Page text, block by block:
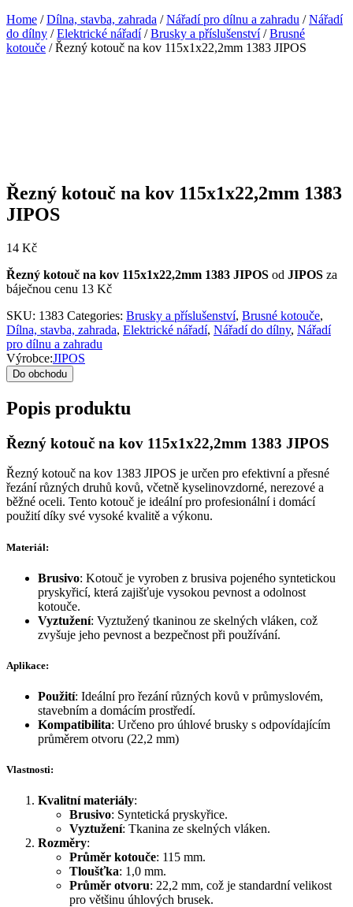
Home /Dílna, stavba, zahrada /Nářadí pro dílnu a zahradu /Nářadí
do dílny /Elektrické nářadí/Brusky a příslušenství/Brusné
kotouče / Řezný kotouč na kov 115x1x22,2mm 1383 JIPOS
Řezný kotouč na kov 115x1x22,2mm 1383
JIPOS
14 Kč
Řezný kotouč na kov 115x1x22,2mm 1383 JIPOS od JIPOS za
báječnou cenu 13 Kč
SKU: 1383 Categories: Brusky a příslušenství, Brusné kotouče,
Dílna, stavba, zahrada, Elektrické nářadí, Nářadí do dílny, Nářadí
pro dílnu a zahradu
Výrobce:JIPOS
Do obchodu
Popis produktu
Řezný kotouč na kov 115x1x22,2mm 1383 JIPOS
Řezný kotouč na kov 1383 JIPOS je určen pro efektivní a přesné
řezání různých druhů kovů, včetně kyselinovzdorné, nerezové a
běžné oceli. Tento kotouč je ideální pro profesionální i domácí
použití díky své vysoké kvalitě a výkonu.
Materiál:
Brusivo: Kotouč je vyroben z brusiva pojeného syntetickou
pryskyřicí, která zajišťuje vysokou pevnost a odolnost
kotouče.
Vyztužení: Vyztužený tkaninou ze skelných vláken, což
zvyšuje jeho pevnost a bezpečnost při používání.
Aplikace:
Použití: Ideální pro řezání různých kovů v průmyslovém,
stavebním a domácím prostředí.
Kompatibilita: Určeno pro úhlové brusky s odpovídajícím
průměrem otvoru (22,2 mm)
Vlastnosti:
Kvalitní materiály:
Brusivo: Syntetická pryskyřice.
Vyztužení: Tkanina ze skelných vláken.
Rozměry:
Průměr kotouče: 115 mm.
Tloušťka: 1,0 mm.
Průměr otvoru: 22,2 mm, což je standardní velikost
pro většinu úhlových brusek.